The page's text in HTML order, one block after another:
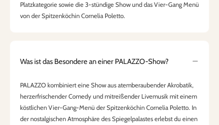
Platzkategorie sowie die 3-stündige Show und das Vier-Gang Menü
von der Spitzenköchin Cornelia Poletto.
Was ist das Besondere an einer PALAZZO-Show?
PALAZZO kombiniert eine Show aus atemberaubender Akrobatik,
herzerfrischender Comedy und mitreißender Livemusik mit einem
köstlichen Vier-Gang-Menü der Spitzenköchin Cornelia Poletto. In
der nostalgischen Atmosphäre des Spiegelpalastes erlebst du einen